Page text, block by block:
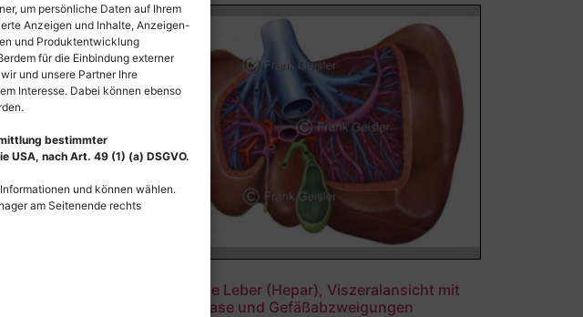
um persönliche Daten auf Ihrem
Anzeigen und Inhalte, Anzeigen-
und Produktentwicklung
für die Einbindung externer
und unsere Partner Ihre
Interesse. Dabei können ebenso
bestimmter
USA, nach Art. 49 (1) (a) DSGVO.
und können wählen.
am Seitenende rechts
Anatomie Leber (Hepar), Viszeralansicht mit
Gallenblase und Gefäßabzweigungen